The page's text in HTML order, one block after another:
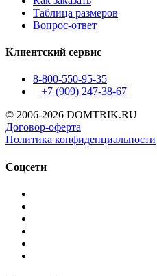
Таблица размеров
Вопрос-ответ
Клиентский сервис
8-800-550-95-35
+7 (909) 247-38-67
© 2006-2026 DOMTRIK.RU
Договор-оферта
Политика конфиденциальности
Соцсети